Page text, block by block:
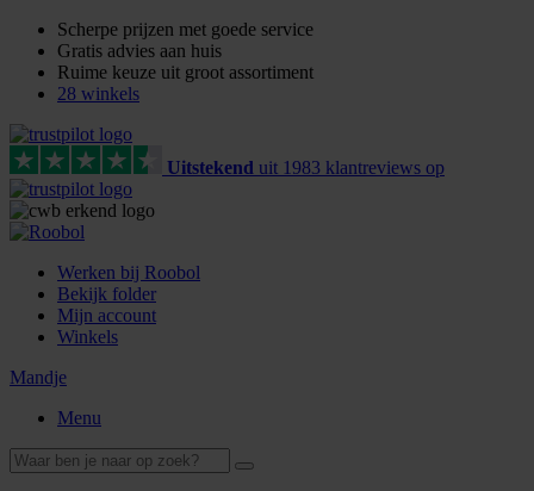
Scherpe prijzen met goede service
Gratis advies aan huis
Ruime keuze uit groot assortiment
28 winkels
Uitstekend uit 1983 klantreviews op
Werken bij Roobol
Bekijk folder
Mijn account
Winkels
Mandje
Menu